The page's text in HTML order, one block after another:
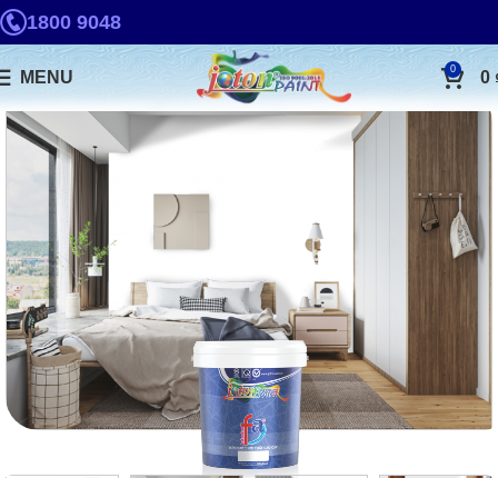
1800 9048
MENU 0 0